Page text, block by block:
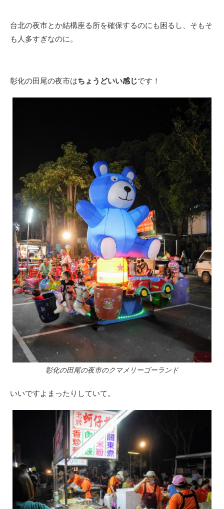
台北の夜市とか結構座る所を確保するのにも困るし、そもそ
も人多すぎなのに。
彰化の田尾の夜市はちょうどいい感じです！
彰化の田尾の夜市のクマメリーゴーランド
いいですよまったりしていて。